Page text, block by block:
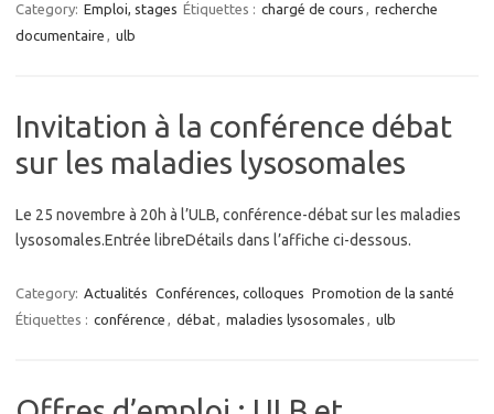
Category: Emploi, stages Étiquettes : chargé de cours , recherche
documentaire , ulb
Invitation à la conférence débat
sur les maladies lysosomales
Le 25 novembre à 20h à l’ULB, conférence-débat sur les maladies
lysosomales.Entrée libreDétails dans l’affiche ci-dessous.
Category: Actualités Conférences, colloques Promotion de la santé
Étiquettes : conférence , débat, maladies lysosomales , ulb